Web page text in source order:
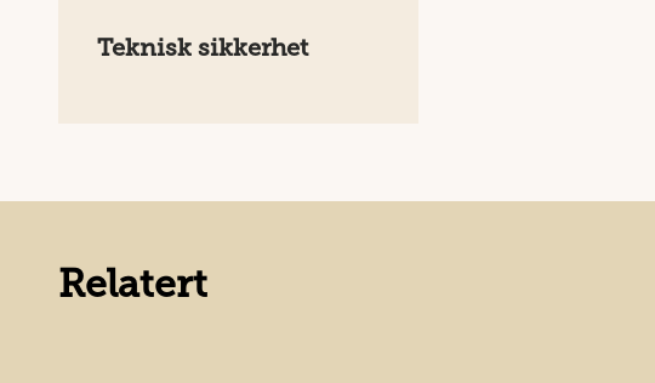
Teknisk sikkerhet
Relatert